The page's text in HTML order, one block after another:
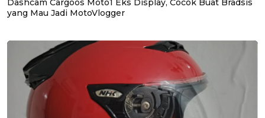
Dashcam Cargoos Moto1 Eks Display, Cocok Buat Bradsis
yang Mau Jadi MotoVlogger